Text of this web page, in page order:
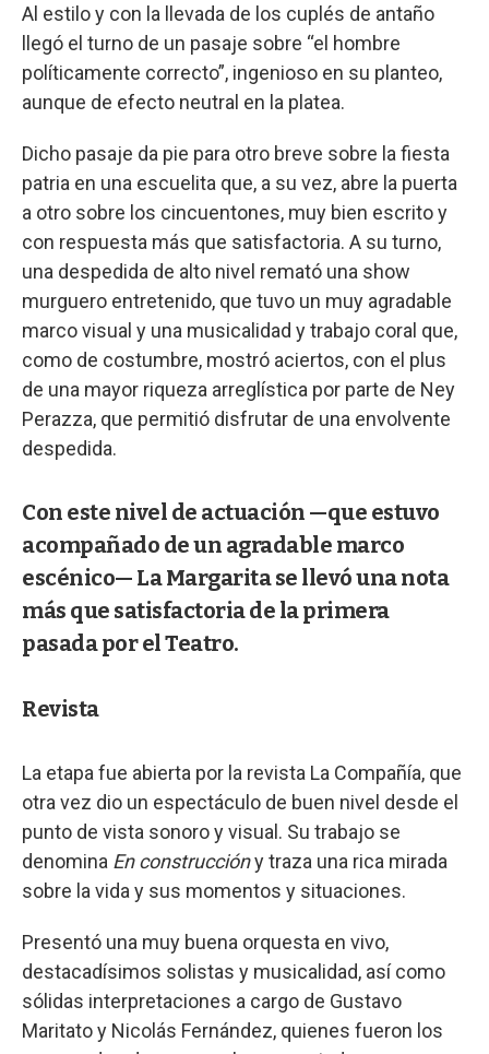
Al estilo y con la llevada de los cuplés de antaño
llegó el turno de un pasaje sobre “el hombre
políticamente correcto”, ingenioso en su planteo,
aunque de efecto neutral en la platea.
Dicho pasaje da pie para otro breve sobre la fiesta
patria en una escuelita que, a su vez, abre la puerta
a otro sobre los cincuentones, muy bien escrito y
con respuesta más que satisfactoria. A su turno,
una despedida de alto nivel remató una show
murguero entretenido, que tuvo un muy agradable
marco visual y una musicalidad y trabajo coral que,
como de costumbre, mostró aciertos, con el plus
de una mayor riqueza arreglística por parte de Ney
Perazza, que permitió disfrutar de una envolvente
despedida.
Con este nivel de actuación —que estuvo
acompañado de un agradable marco
escénico— La Margarita se llevó una nota
más que satisfactoria de la primera
pasada por el Teatro.
Revista
La etapa fue abierta por la revista La Compañía, que
otra vez dio un espectáculo de buen nivel desde el
punto de vista sonoro y visual. Su trabajo se
denomina En construccióny traza una rica mirada
sobre la vida y sus momentos y situaciones.
Presentó una muy buena orquesta en vivo,
destacadísimos solistas y musicalidad, así como
sólidas interpretaciones a cargo de Gustavo
Maritato y Nicolás Fernández, quienes fueron los